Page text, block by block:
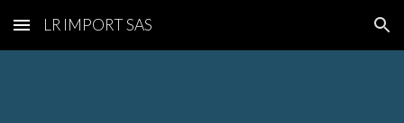
Skip to main content Skip to navigation
LR IMPORT SAS